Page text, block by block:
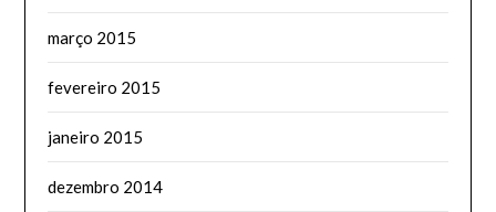
março 2015
fevereiro 2015
janeiro 2015
dezembro 2014